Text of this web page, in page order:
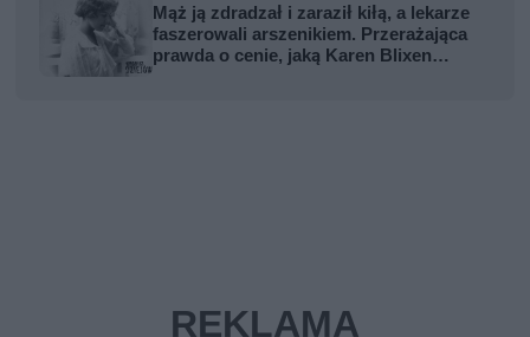
Mąż ją zdradzał i zaraził kiłą, a lekarze
faszerowali arszenikiem. Przerażająca
prawda o cenie, jaką Karen Blixen